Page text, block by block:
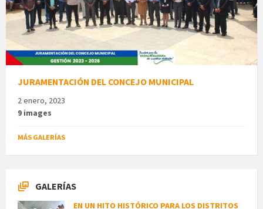
JURAMENTACIÓN DEL CONCEJO MUNICIPAL
2 enero, 2023
9 images
MÁS GALERÍAS
GALERÍAS
EN UN HITO HISTÓRICO PARA LOS DISTRITOS